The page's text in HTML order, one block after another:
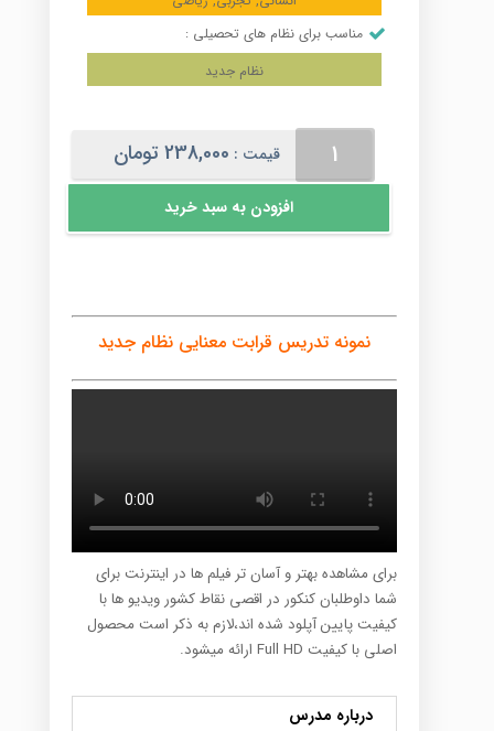
مناسب برای نظام های تحصیلی :
نظام جدید
معنایی
نظام
عدد
قیمت : 238,000 تومان
افزودن به سبد خرید
نمونه تدریس قرابت معنایی نظام جدید
برای مشاهده بهتر و آسان تر فیلم ها در اینترنت برای
شما داوطلبان کنکور در اقصی نقاط کشور ویدیو ها با
کیفیت پایین آپلود شده اند،لازم به ذکر است محصول
اصلی با کیفیت Full HD ارائه میشود.
درباره مدرس